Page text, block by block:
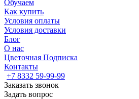
Обучаем
Как купить
Условия оплаты
Условия доставки
Блог
О нас
Цветочная Подписка
Контакты
+7 8332 59-99-99
Заказать звонок
Задать вопрос